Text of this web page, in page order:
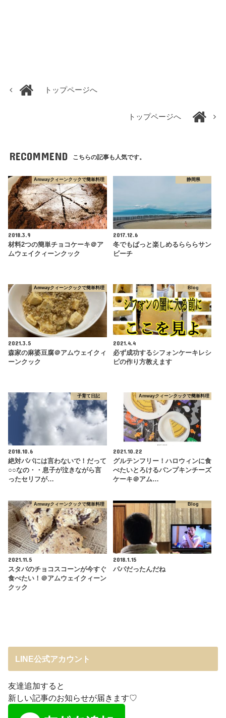
トップページへ
トップページへ
RECOMMEND こちらの記事も人気です。
Amwayクィーンクックで簡単料理
2018.3.9
材料2つの簡単チョコケーキ＠ア
ムウェイクィーンクック
静岡県
2017.12.6
冬でもぱっと楽しめるらららサン
ビーチ
Amwayクィーンクックで簡単料理
2021.3.5
森家の麻婆豆腐＠アムウェイクィ
ーンクック
Blog
2021.4.4
必ず成功するシフォンケーキレシ
ピの作り方教えます
子育て日記
2018.10.6
絶対パパには言わないで！だって
○○なの・・息子が泣きながら言
ったセリフが…
Amwayクィーンクックで簡単料理
2021.10.22
グルテンフリー！ハロウィンに食
べたいとろけるパンプキンチーズ
ケーキ＠アム…
Amwayクィーンクックで簡単料理
2021.11.5
スタバのチョコスコーンが今すぐ
食べたい！＠アムウェイクィーン
クック
Blog
2018.1.15
パパだったんだね
LINE公式アカウント
友達追加すると
新しい記事のお知らせが届きます♡